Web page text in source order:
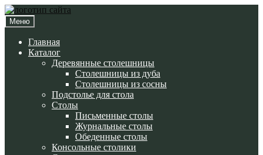
Перейти
к
навигации
Перейти
к
содержимому
Меню
Главная
Каталог
Деревянные столешницы
Столешницы из дуба
Столешницы из сосны
Подстолье для стола
Cтолы
Письменные столы
Журнальные столы
Обеденные столы
Консольные столики